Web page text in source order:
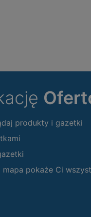
produkty i gazetki
pokaże Ci